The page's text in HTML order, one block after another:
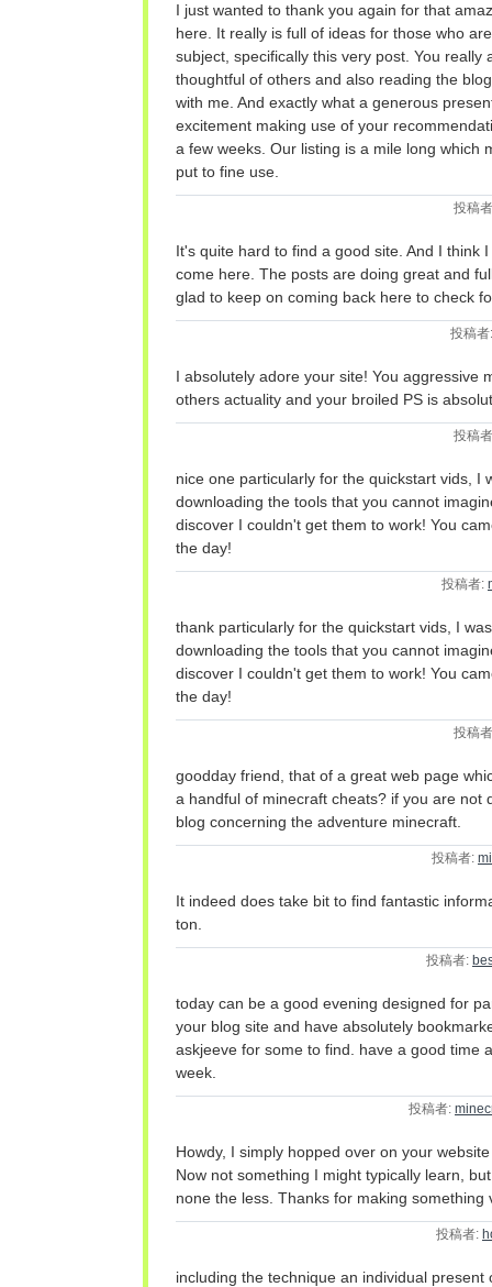
I just wanted to thank you again for that
here. It really is full of ideas for those who
subject, specifically this very post. You really
thoughtful of others and also reading the
with me. And exactly what a generous
excitement making use of your
a few weeks. Our listing is a mile long which
put to fine use.
投稿
It's quite hard to find a good site. And I think
come here. The posts are doing great and
glad to keep on coming back here to check
投稿
I absolutely adore your site! You aggressive
others actuality and your broiled PS is
投稿
nice one particularly for the quickstart vids, I
downloading the tools that you cannot
discover I couldn't get them to work! You
the day!
投稿者:
thank particularly for the quickstart vids, I
downloading the tools that you cannot
discover I couldn't get them to work! You
the day!
投稿
goodday friend, that of a great web page
a handful of minecraft cheats? if you are not
blog concerning the adventure minecraft.
投稿者:
It indeed does take bit to find fantastic
ton.
投稿者:
today can be a good evening designed for
your blog site and have absolutely
askjeeve for some to find. have a good time
week.
投稿者:
Howdy, I simply hopped over on your
Now not something I might typically learn,
none the less. Thanks for making something
投稿者:
including the technique an individual present